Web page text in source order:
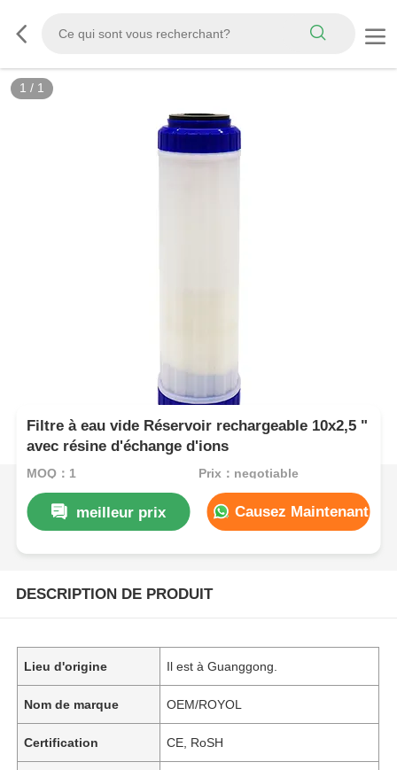
1 / 1
Filtre à eau vide Réservoir rechargeable 10x2,5 "
avec résine d'échange d'ions
MOQ：1 Prix：negotiable
meilleur prix Causez Maintenant
DESCRIPTION DE PRODUIT
Lieu d'origine Il est à Guanggong.
Nom de marque OEM/ROYOL
Certification CE, RoSH